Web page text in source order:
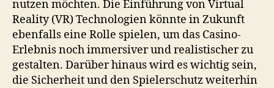
nutzen möchten. Die Einführung von Virtual
Reality (VR) Technologien könnte in Zukunft
ebenfalls eine Rolle spielen, um das Casino-
Erlebnis noch immersiver und realistischer zu
gestalten. Darüber hinaus wird es wichtig sein,
die Sicherheit und den Spielerschutz weiterhin